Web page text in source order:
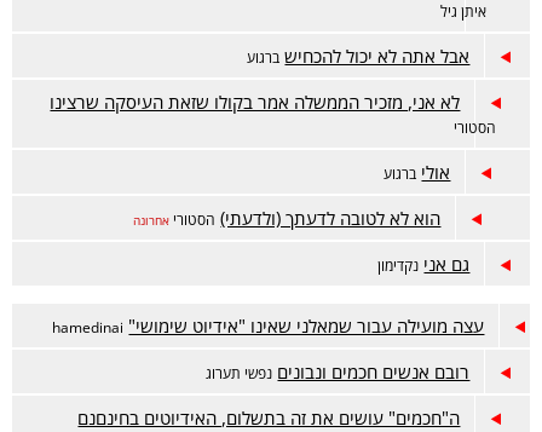
איתן גיל
אבל אתה לא יכול להכחיש ברגוע
לא אני, מזכיר הממשלה אמר בקולו שזאת העיסקה שרצינו
הסטורי
אולי ברגוע
הוא לא לטובה לדעתך (ולדעתי) הסטורי אחרונה
גם אני נקדימון
עצה מועילה עבור שמאלני שאינו "אידיוט שימושי" hamedinai
רובם אנשים חכמים ונבונים נפשי תערוג
ה"חכמים" עושים את זה בתשלום, האידיוטים בחינםנם